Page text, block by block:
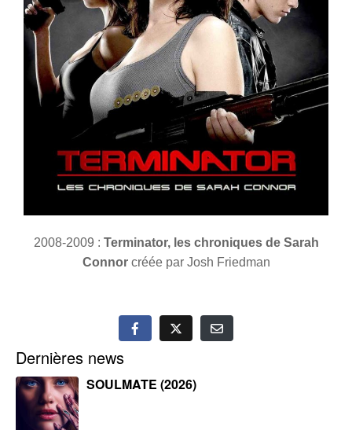
2008-2009 : Terminator, les chroniques de Sarah
Connor créée par Josh Friedman
Dernières news
SOULMATE (2026)